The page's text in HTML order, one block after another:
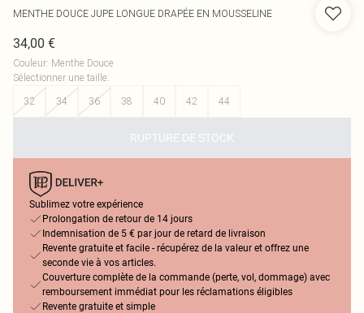
MENTHE DOUCE JUPE LONGUE DRAPÉE EN MOUSSELINE
34,00 €
Couleur: Menthe Douce
Sélectionner une taille:
32
34 36 38 40 42 44
RUPTURE DE STOCK
Sublimez votre expérience
Prolongation de retour de 14 jours
Indemnisation de 5 € par jour de retard de livraison
Revente gratuite et facile - récupérez de la valeur et offrez une
seconde vie à vos articles.
Couverture complète de la commande (perte, vol, dommage) avec
remboursement immédiat pour les réclamations éligibles
Revente gratuite et simple